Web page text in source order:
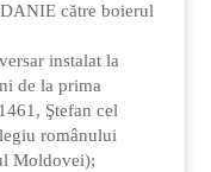
către boierul
instalat la
de la prima
Ştefan cel
românului
Moldovei);